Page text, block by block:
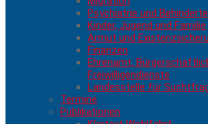
Psychiatrie und
Kinder, Jugend und Familie
Armut und
Finanzen
Ehrenamt,
Freiwilligendienste
Landesstelle für
Termine
Publikationen